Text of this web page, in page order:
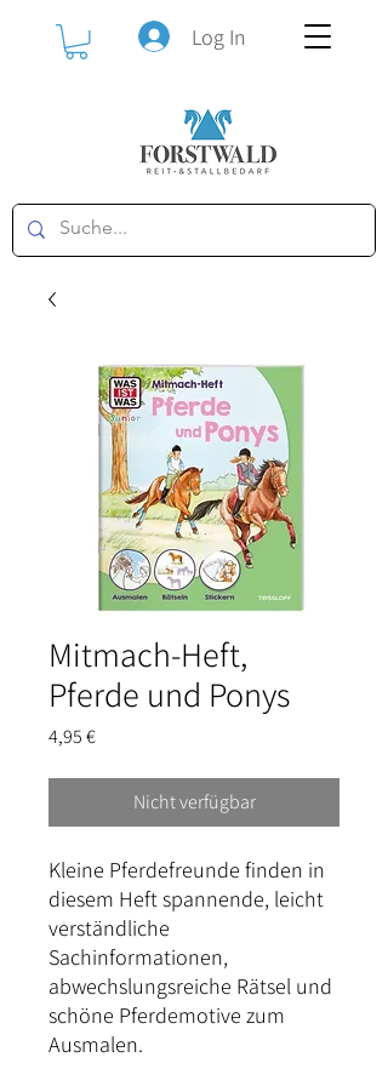
Log In
Mitmach-Heft,
Pferde und Ponys
4,95 €Preis
Nicht verfügbar
Kleine Pferdefreunde finden in
diesem Heft spannende, leicht
verständliche
Sachinformationen,
abwechslungsreiche Rätsel und
schöne Pferdemotive zum
Ausmalen.